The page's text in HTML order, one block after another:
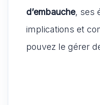
d’embauche, ses
implications et
pouvez le gérer